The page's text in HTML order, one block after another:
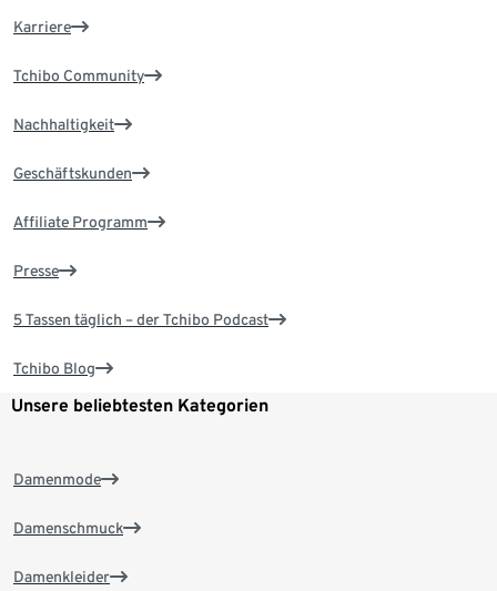
Karriere
Tchibo Community
Nachhaltigkeit
Geschäftskunden
Affiliate Programm
Presse
5 Tassen täglich – der Tchibo Podcast
Tchibo Blog
Unsere beliebtesten Kategorien
Damenmode
Damenschmuck
Damenkleider